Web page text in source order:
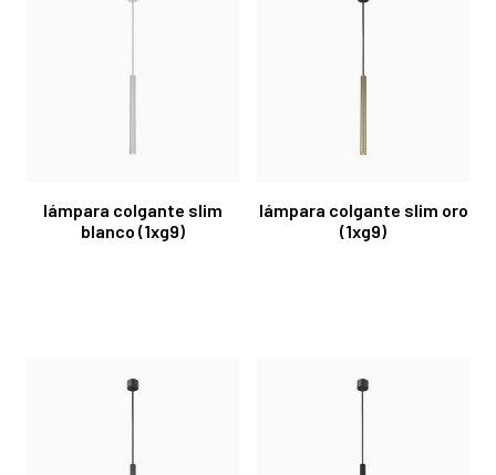
lámpara colgante slim
blanco (1xg9)
lámpara colgante slim oro
(1xg9)